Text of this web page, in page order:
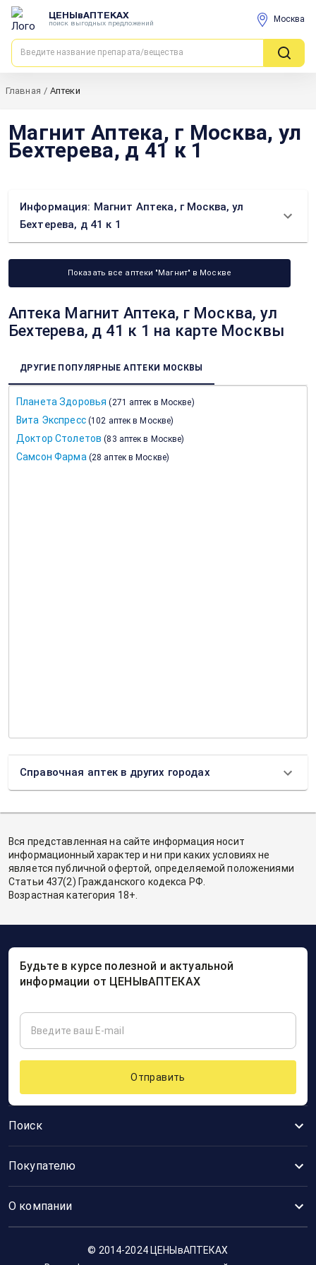
ЦЕНЫвАПТЕКАХ
поиск выгодных предложений Москва
Главная / Аптеки
Магнит Аптека, г Москва, ул
Бехтерева, д 41 к 1
Информация: Магнит Аптека, г Москва, ул
Бехтерева, д 41 к 1
Показать все аптеки "Магнит" в Москве
Аптека Магнит Аптека, г Москва, ул
Бехтерева, д 41 к 1 на карте Москвы
ДРУГИЕ ПОПУЛЯРНЫЕ АПТЕКИ МОСКВЫ
Планета Здоровья (271 аптек в Москве)
Вита Экспресс (102 аптек в Москве)
Доктор Столетов (83 аптек в Москве)
Самсон Фарма (28 аптек в Москве)
Справочная аптек в других городах
Вся представленная на сайте информация носит
информационный характер и ни при каких условиях не
является публичной офертой, определяемой положениями
Статьи 437(2) Гражданского кодекса РФ.
Возрастная категория 18+.
Поиск
Покупателю
О компании
Будьте в курсе полезной и актуальной
информации от ЦЕНЫвАПТЕКАХ
Отправить
© 2014-2024 ЦЕНЫвАПТЕКАХ